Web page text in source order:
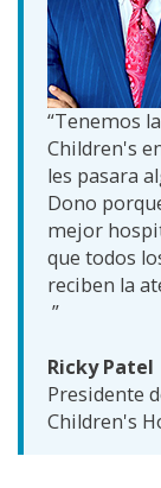
“Tenemos
Children's
les pasara
Dono
mejor
que todos
reciben la
”
Ricky Patel
Presidente
Children's